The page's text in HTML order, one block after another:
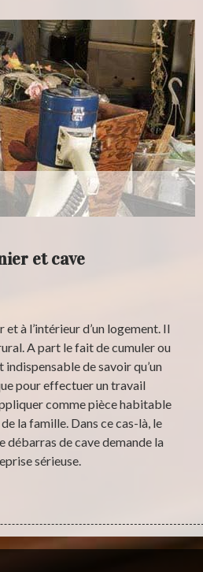
et cave
à l’intérieur d’un logement. Il
A part le fait de cumuler ou
de savoir qu’un
pour effectuer un travail
comme pièce habitable
la famille. Dans ce cas-là, le
débarras de cave demande la
sérieuse.